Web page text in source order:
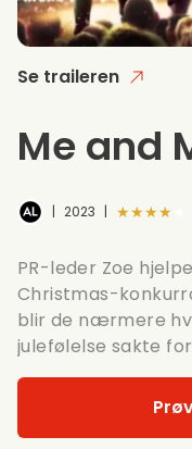
Se traileren
Me and
| 2023 | ★★★★★
PR-leder Zoe
Christmas-
blir de nærmere
julefølelse sakte